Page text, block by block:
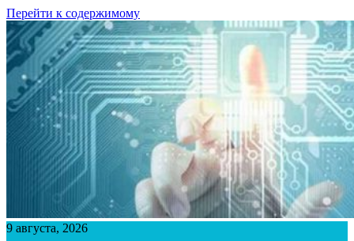
Перейти к содержимому
9 августа, 2026